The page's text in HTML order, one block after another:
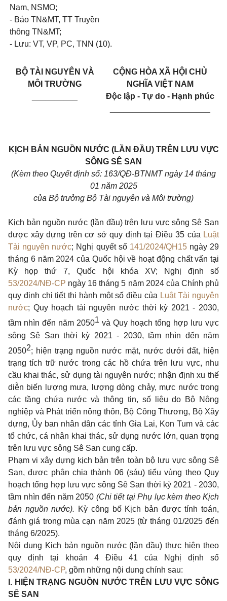
Nam, NSMO;
- Báo TN&MT, TT Truyền
thông TN&MT;
- Lưu: VT, VP, PC, TNN (10).
BỘ TÀI NGUYÊN VÀ
MÔI TRƯỜNG
CỘNG HÒA XÃ HỘI CHỦ
NGHĨA VIỆT NAM
Độc lập - Tự do - Hạnh phúc
KỊCH BẢN NGUỒN NƯỚC (LẦN ĐẦU) TRÊN LƯU VỰC
SÔNG SÊ SAN
(Kèm theo Quyết định số: 163/QĐ-BTNMT ngày 14 tháng
01 năm 2025
của Bộ trưởng Bộ Tài nguyên và Môi trường)
Kịch bản nguồn nước (lần đầu) trên lưu vực sông Sê San
được xây dựng trên cơ sở quy định tại Điều 35 của Luật
Tài nguyên nước; Nghị quyết số 141/2024/QH15ngày 29
tháng 6 năm 2024 của Quốc hội về hoạt động chất vấn tại
Kỳ họp thứ 7, Quốc hội khóa XV; Nghị định số
53/2024/NĐ-CP ngày 16 tháng 5 năm 2024 của Chính phủ
quy định chi tiết thi hành một số điều của Luật Tài nguyên
nước; Quy hoạch tài nguyên nước thời kỳ 2021 - 2030,
tầm nhìn đến năm 20501 và Quy hoạch tổng hợp lưu vực
sông Sê San thời kỳ 2021 - 2030, tầm nhìn đến năm
20502; hiện trạng nguồn nước mặt, nước dưới đất, hiện
trạng tích trữ nước trong các hồ chứa trên lưu vực, nhu
cầu khai thác, sử dụng tài nguyên nước; nhận định xu thế
diễn biến lượng mưa, lượng dòng chảy, mực nước trong
các tầng chứa nước và thông tin, số liệu do Bộ Nông
nghiệp và Phát triển nông thôn, Bộ Công Thương, Bộ Xây
dựng, Ủy ban nhân dân các tỉnh Gia Lai, Kon Tum và các
tổ chức, cá nhân khai thác, sử dụng nước lớn, quan trọng
trên lưu vực sông Sê San cung cấp.
Phạm vi xây dựng kịch bản trên toàn bộ lưu vực sông Sê
San, được phân chia thành 06 (sáu) tiểu vùng theo Quy
hoạch tổng hợp lưu vực sông Sê San thời kỳ 2021 - 2030,
tầm nhìn đến năm 2050 (Chi tiết tại Phụ lục kèm theo Kịch
bản nguồn nước). Kỳ công bố Kịch bản được tính toán,
đánh giá trong mùa cạn năm 2025 (từ tháng 01/2025 đến
tháng 6/2025).
Nội dung Kịch bản nguồn nước (lần đầu) thực hiện theo
quy định tại khoản 4 Điều 41 của Nghị định số
53/2024/NĐ-CP, gồm những nội dung chính sau:
I. HIỆN TRẠNG NGUỒN NƯỚC TRÊN LƯU VỰC SÔNG
SÊ SAN